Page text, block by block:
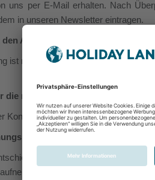
uns per E-Mail erhalten. Nach
in unseren Newsletter eintragen.
Anforderungen
ist mit dem
die man Mängel bzgl. der
Kontaktformular auf der Webseite
eine gemeinsame
Erforderlich hierfür ist